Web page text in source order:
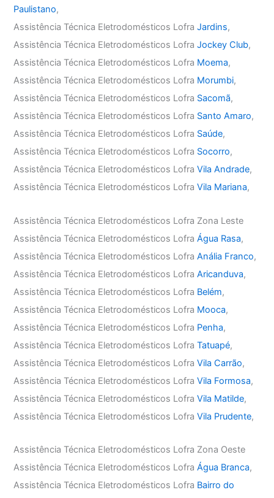
Paulistano,
Assistência Técnica Eletrodomésticos LofraJardins,
Assistência Técnica Eletrodomésticos LofraJockey Club,
Assistência Técnica Eletrodomésticos Lofra Moema,
Assistência Técnica Eletrodomésticos Lofra Morumbi,
Assistência Técnica Eletrodomésticos Lofra Sacomã,
Assistência Técnica Eletrodomésticos Lofra Santo Amaro,
Assistência Técnica Eletrodomésticos Lofra Saúde,
Assistência Técnica Eletrodomésticos Lofra Socorro,
Assistência Técnica Eletrodomésticos LofraVila Andrade,
Assistência Técnica Eletrodomésticos LofraVila Mariana,
Assistência Técnica Eletrodomésticos Lofra Zona Leste
Assistência Técnica Eletrodomésticos LofraÁgua Rasa,
Assistência Técnica Eletrodomésticos LofraAnália Franco,
Assistência Técnica Eletrodomésticos LofraAricanduva,
Assistência Técnica Eletrodomésticos Lofra Belém,
Assistência Técnica Eletrodomésticos Lofra Mooca,
Assistência Técnica Eletrodomésticos Lofra Penha,
Assistência Técnica Eletrodomésticos LofraTatuapé,
Assistência Técnica Eletrodomésticos LofraVila Carrão,
Assistência Técnica Eletrodomésticos LofraVila Formosa,
Assistência Técnica Eletrodomésticos LofraVila Matilde,
Assistência Técnica Eletrodomésticos LofraVila Prudente,
Assistência Técnica Eletrodomésticos Lofra Zona Oeste
Assistência Técnica Eletrodomésticos LofraÁgua Branca,
Assistência Técnica Eletrodomésticos Lofra Bairro do